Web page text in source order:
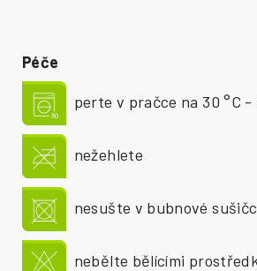
Péče
perte v pračce na 30 °C
nežehlete
nesušte v bubnové
nebělte bělícími